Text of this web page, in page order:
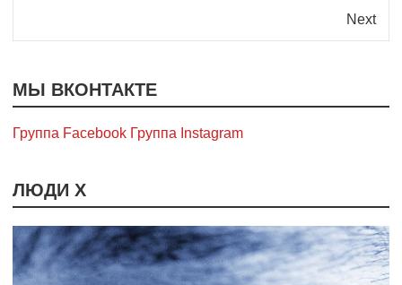
Next
МЫ ВКОНТАКТЕ
Группа Facebook Группа Instagram
ЛЮДИ Х